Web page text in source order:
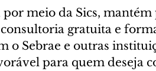
meio da Sics,
gratuita e
o Sebrae e outras
para quem deseja